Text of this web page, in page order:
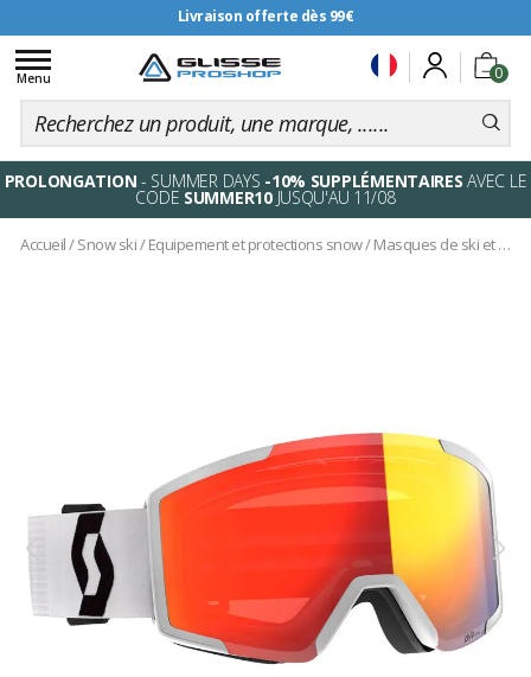
Livraison offerte dès 99€
0
Toggle
navigation
Menu
PROLONGATION - SUMMER DAYS -10% SUPPLÉMENTAIRES AVEC LE
CODE SUMMER10JUSQU'AU 11/08
Accueil/Snow ski/Equipement et protections snow/Masques de ski et snowboard